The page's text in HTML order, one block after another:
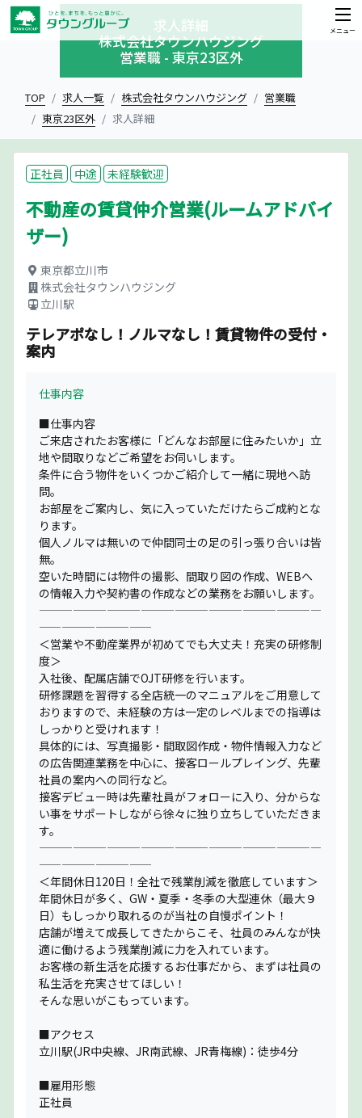
メニュー
求人詳細
株式会社タウンハウジング
営業職 - 東京23区外
TOP 求人一覧 株式会社タウンハウジング
営業職
東京23区外
求人詳細
正社員 中途 未経験歓迎
不動産の賃貸仲介営業(ルームアドバイ
ザー)
東京都立川市
株式会社タウンハウジング
立川駅
テレアポなし！ノルマなし！賃貸物件の受付・
案内
仕事内容
■仕事内容
ご来店されたお客様に「どんなお部屋に住みたいか」立
地や間取りなどご希望をお伺いします。
条件に合う物件をいくつかご紹介して一緒に現地へ訪
問。
お部屋をご案内し、気に入っていただけたらご成約とな
ります。
個人ノルマは無いので仲間同士の足の引っ張り合いは皆
無。
空いた時間には物件の撮影、間取り図の作成、WEBへ
の情報入力や契約書の作成などの業務をお願いします。
—————————————————————————
——————————
＜営業や不動産業界が初めてでも大丈夫！充実の研修制
度＞
入社後、配属店舗でOJT研修を行います。
研修課題を習得する全店統一のマニュアルをご用意して
おりますので、未経験の方は一定のレベルまでの指導は
しっかりと受けれます！
具体的には、写真撮影・間取図作成・物件情報入力など
の広告関連業務を中心に、接客ロールプレイング、先輩
社員の案内への同行など。
接客デビュー時は先輩社員がフォローに入り、分からな
い事をサポートしながら徐々に独り立ちしていただきま
す。
—————————————————————————
——————————
＜年間休日120日！全社で残業削減を徹底しています＞
年間休日が多く、GW・夏季・冬季の大型連休（最大９
日）もしっかり取れるのが当社の自慢ポイント！
店舗が増えて成長してきたからこそ、社員のみんなが快
適に働けるよう残業削減に力を入れています。
お客様の新生活を応援するお仕事だから、まずは社員の
私生活を充実させてほしい！
そんな思いがこもっています。
■アクセス
立川駅(JR中央線、JR南武線、JR青梅線)：徒歩4分
■雇用形態
正社員